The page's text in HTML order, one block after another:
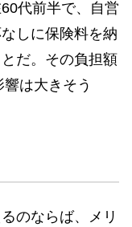
代前半で、自営
しに保険料を納
だ。その負担額
は大きそう
のならば、メリ